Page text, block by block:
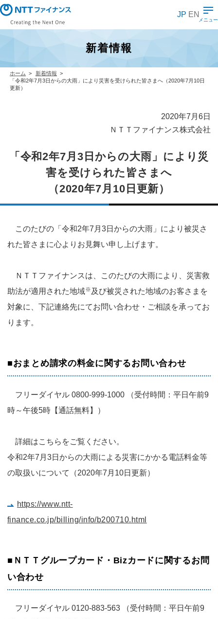
メ
イ
ス
JP EN
メニュー
新着情報
ホーム
新着情報
「令和2年7月3日からの大雨」により災害を受けられた皆さまへ（2020年7月10日
更新）
2020年7月6日
ＮＴＴファイナンス株式会社
「令和2年7月3日からの大雨」により災
害を受けられた皆さまへ
（2020年7月10日更新）
このたびの「令和2年7月3日からの大雨」により被災さ
れた皆さまに心よりお見舞い申し上げます。
ＮＴＴファイナンスは、このたびの大雨により、災害救
助法が適用された地域※ 及び被災された地域のお客さまを
対象に、下記連絡先にてお問い合わせ・ご相談を承ってお
ります。
■おまとめ請求の料金に関するお問い合わせ
フリーダイヤル 0800-999-1000 （受付時間：平日午前9
時～午後5時【通話無料】）
詳細はこちらをご覧ください。
令和2年7月3日からの大雨による災害にかかる電話料金等
の取扱いについて（2020年7月10日更新）
https://www.ntt-
finance.co.jp/billing/info/b200710.html
■ＮＴＴグループカード・Bizカードに関するお問
い合わせ
フリーダイヤル 0120-883-563 （受付時間：平日午前9